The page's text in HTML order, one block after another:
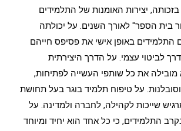
יצירות האומנות של התלמידים
בית הספר" לאורך השנים. על יכולתה
התלמידים באופן אישי את פסיפס חייהם
לביטוי עצמי. על הדרך היצירתית
מובילה את כל שותפי העשייה לפתיחות,
על טיפוח תלמיד בוגר בעל תחושת
שייכות לקהילה, לחברה ולמדינה. על
התלמידים, כי כל אחד הוא יחיד ומיוחד